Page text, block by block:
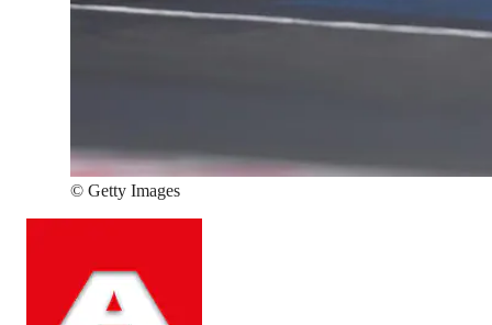
© Getty Images